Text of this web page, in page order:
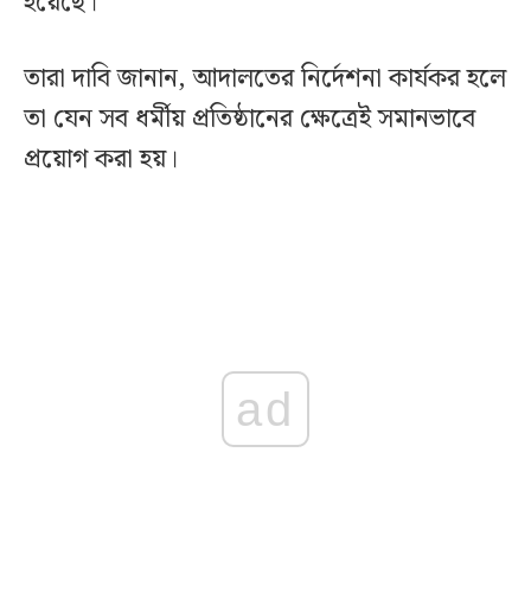
তারা দাবি জানান, আদালতের নির্দেশনা কার্যকর হলে
তা যেন সব ধর্মীয় প্রতিষ্ঠানের ক্ষেত্রেই সমানভাবে
প্রয়োগ করা হয়।
ad